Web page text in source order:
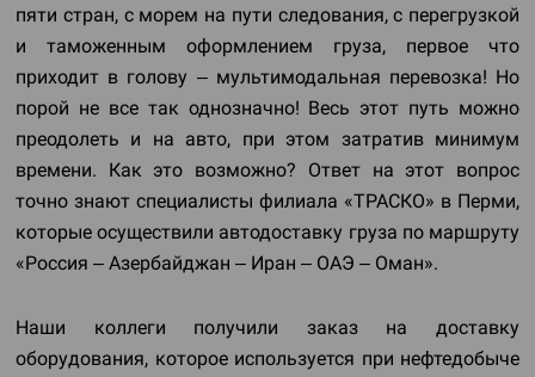
пяти стран, с морем на пути следования, с перегрузкой
и таможенным оформлением груза, первое что
приходит в голову – мультимодальная перевозка! Но
порой не все так однозначно! Весь этот путь можно
преодолеть и на авто, при этом затратив минимум
времени. Как это возможно? Ответ на этот вопрос
точно знают специалисты филиала «ТРАСКО» в Перми,
которые осуществили автодоставку груза по маршруту
«Россия – Азербайджан – Иран – ОАЭ – Оман».
Наши коллеги получили заказ на доставку
оборудования, которое используется при нефтедобыче